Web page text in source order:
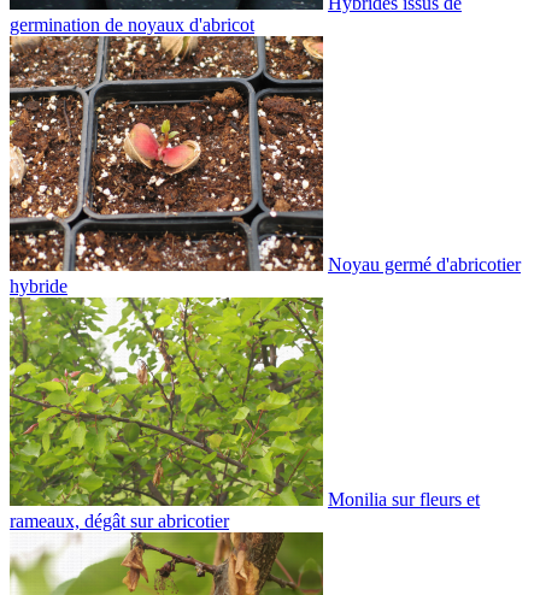
germination de noyaux d'abricot
Noyau germé d'abricotier
hybride
Monilia sur fleurs et
rameaux, dégât sur abricotier